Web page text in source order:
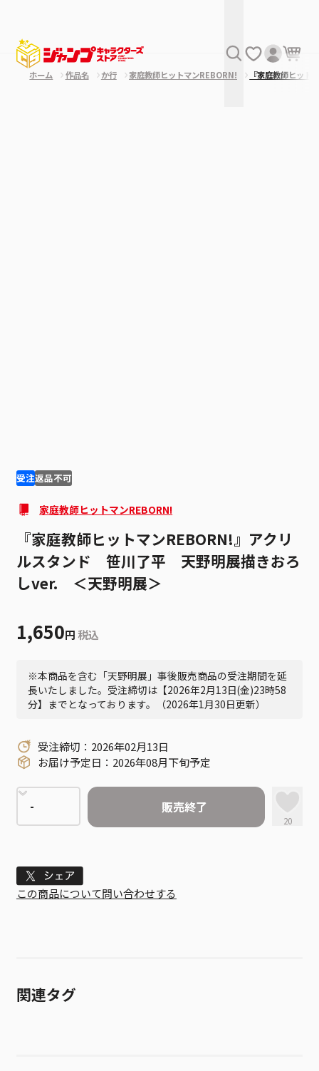
ホーム 作品名 か行 家庭教師ヒットマンREBORN! 『家庭教師ヒッ
受注返品不可
家庭教師ヒットマンREBORN!
『家庭教師ヒットマンREBORN!』アクリ
ルスタンド 笹川了平 天野明展描きおろ
しver. ＜天野明展＞
1,650円 税込
※本商品を含む「天野明展」事後販売商品の受注期間を延
長いたしました。受注締切は【2026年2月13日(金)23時58
分】までとなっております。（2026年1月30日更新）
受注締切：2026年02月13日
お届け予定日：2026年08月下旬予定
販売終了
20
Tweet
この商品について問い合わせする
関連タグ